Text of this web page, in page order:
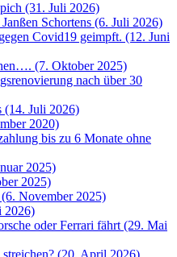
(31. Juli 2026)
Schortens (6. Juli 2026)
Covid19 geimpft. (12. Juni
(7. Oktober 2025)
nach über 30
(14. Juli 2026)
2020)
bis zu 6 Monate ohne
2025)
2025)
November 2025)
2026)
oder Ferrari fährt (29. Mai